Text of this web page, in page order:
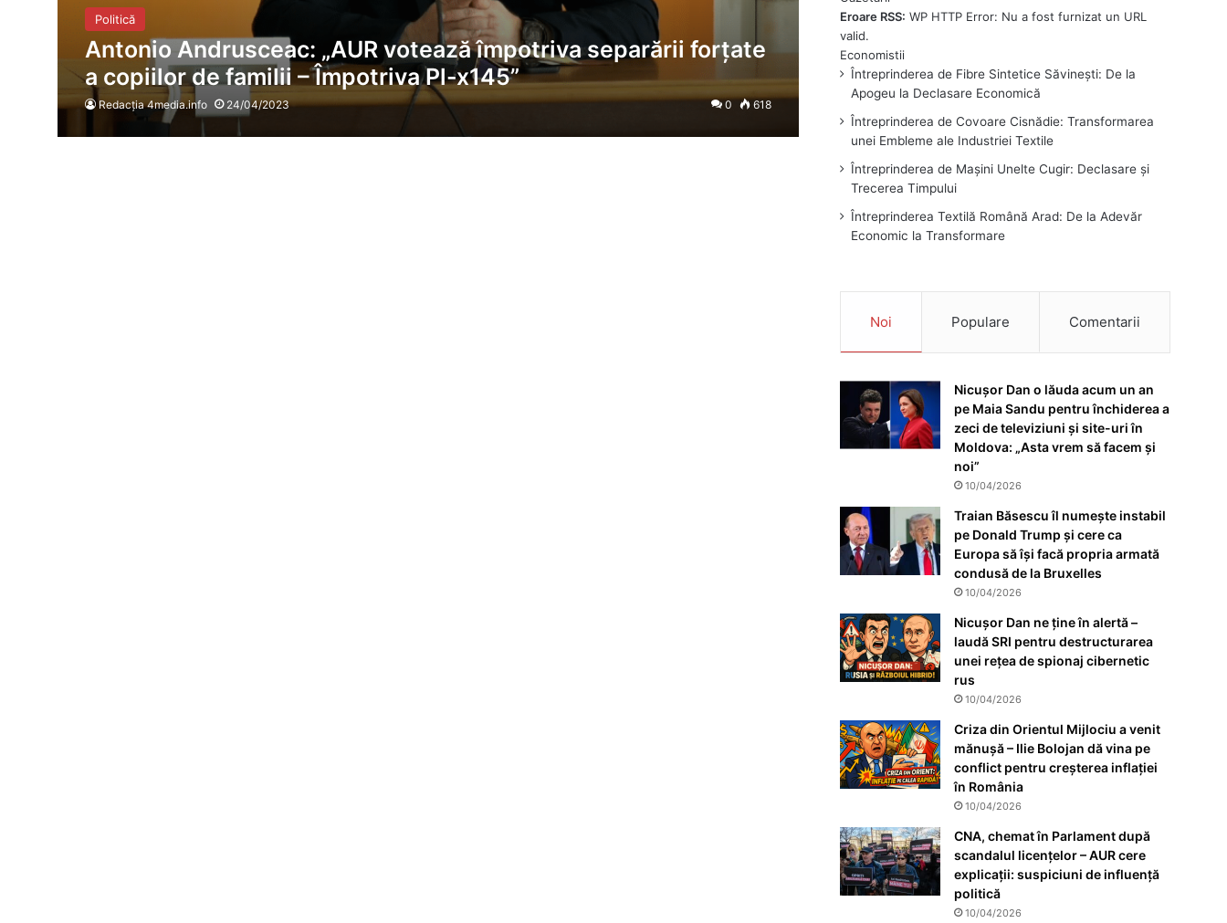
Politică
Antonio Andrusceac: „AUR votează împotriva separării forțate
a copiilor de familii – Împotriva Pl-x145”
Redacția 4media.info 24/04/2023 0 618
Eroare RSS: WP HTTP Error: Nu a fost furnizat un URL
valid.
Întreprinderea de Fibre Sintetice Săvinești: De la
Apogeu la Declasare Economică
Întreprinderea de Covoare Cisnădie: Transformarea
unei Embleme ale Industriei Textile
Întreprinderea de Mașini Unelte Cugir: Declasare și
Trecerea Timpului
Întreprinderea Textilă Română Arad: De la Adevăr
Economic la Transformare
Noi Populare Comentarii
Nicușor Dan o lăuda acum un an
pe Maia Sandu pentru închiderea a
zeci de televiziuni și site-uri în
Moldova: „Asta vrem să facem și
noi”
10/04/2026
Traian Băsescu îl numește instabil
pe Donald Trump și cere ca
Europa să își facă propria armată
condusă de la Bruxelles
10/04/2026
Nicușor Dan ne ține în alertă –
laudă SRI pentru destructurarea
unei rețea de spionaj cibernetic
rus
10/04/2026
Criza din Orientul Mijlociu a venit
mănușă – Ilie Bolojan dă vina pe
conflict pentru creșterea inflației
în România
10/04/2026
CNA, chemat în Parlament după
scandalul licențelor – AUR cere
explicații: suspiciuni de influență
politică
10/04/2026